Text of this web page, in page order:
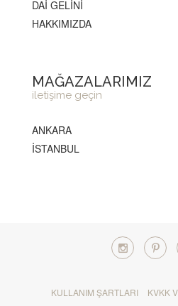
DAİ GELİNİ
HAKKIMIZDA
MAĞAZALARIMIZ
iletişime geçin
ANKARA
İSTANBUL
KULLANIM ŞARTLARI KVKK